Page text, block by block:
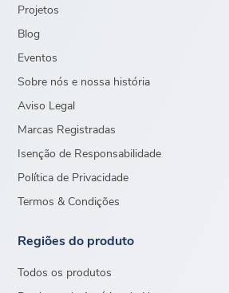
Projetos
Blog
Eventos
Sobre nós e nossa história
Aviso Legal
Marcas Registradas
Isenção de Responsabilidade
Política de Privacidade
Termos & Condições
Regiões do produto
Todos os produtos